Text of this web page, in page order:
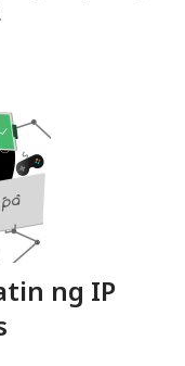
ng IP